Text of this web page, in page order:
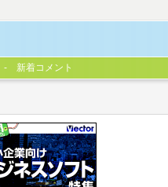
新着コメント